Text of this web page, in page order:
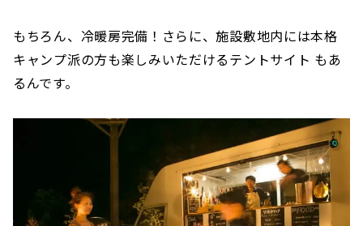
もちろん、冷暖房完備！さらに、施設敷地内には本格
キャンプ派の方も楽しみいただけるテントサイト もあ
るんです。